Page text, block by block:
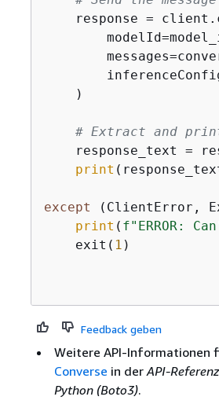
response =
    )
# Extract and
response_text =
print
except (ClientError,
print ( f"ERROR:
    exit(
1 )
Feedback geben
Weitere API-Informationen
Converse in derAPI-
Python (Boto3).